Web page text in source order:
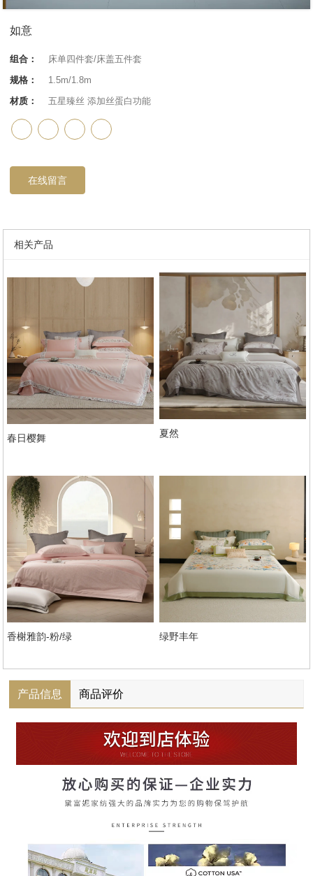
如意
组合：
床单四件套/床盖五件套
规格：
1.5m/1.8m
材质：
五星臻丝 添加丝蛋白功能
在线留言
相关产品
春日樱舞 夏然
香榭雅韵-粉/绿 绿野丰年
产品信息 商品评价